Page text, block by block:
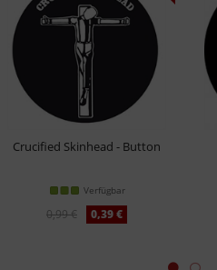
Crucified Skinhead - Button
Verfügbar
0,99 € 0,39 €